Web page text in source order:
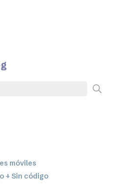
móviles
+ Sin código